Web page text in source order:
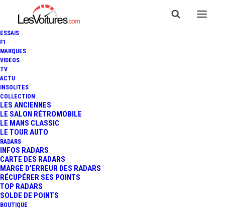
ESSAIS
F1
MARQUES
VIDÉOS
TV
ACTU
INSOLITES
COLLECTION
LES ANCIENNES
LE SALON RÉTROMOBILE
LE MANS CLASSIC
LE TOUR AUTO
RADARS
INFOS RADARS
CARTE DES RADARS
MARGE D’ERREUR DES RADARS
RÉCUPÉRER SES POINTS
TOP RADARS
SOLDE DE POINTS
BOUTIQUE